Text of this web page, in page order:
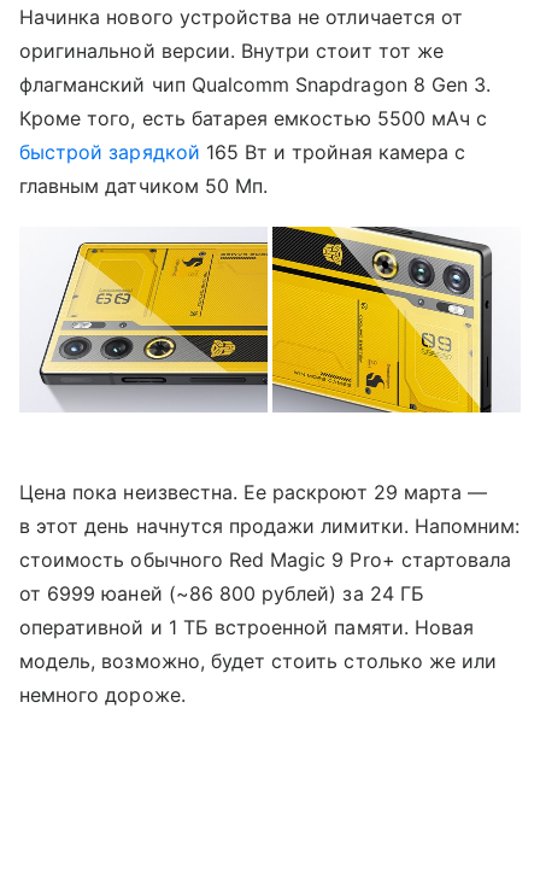
Начинка нового устройства не отличается от
оригинальной версии. Внутри стоит тот же
флагманский чип Qualcomm Snapdragon 8 Gen 3.
Кроме того, есть батарея емкостью 5500 мАч с
быстрой зарядкой 165 Вт и тройная камера с
главным датчиком 50 Мп.
Цена пока неизвестна. Ее раскроют 29 марта —
в этот день начнутся продажи лимитки. Напомним:
стоимость обычного Red Magic 9 Pro+ стартовала
от 6999 юаней (~86 800 рублей) за 24 ГБ
оперативной и 1 ТБ встроенной памяти. Новая
модель, возможно, будет стоить столько же или
немного дороже.